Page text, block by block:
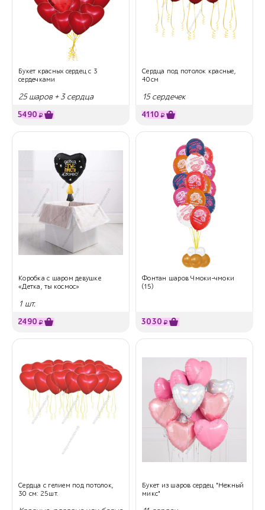
Букет красных сердец с 3
сердечками
25 шаров + 3 сердца
5490 ₽
Сердца под потолок красные,
40см
15 сердечек
4110 ₽
Коробка с шаром девушке
«Детка, ты космос»
1 шт.
2490 ₽
Фонтан шаров Чмоки-чмоки
(15)
3030 ₽
Сердца с гелием под потолок,
30 см: 25шт.
Букет из шаров сердец "Нежный
микс"